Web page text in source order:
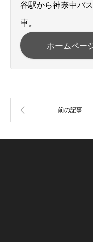
谷駅から神奈中バ
車。
ホームペー